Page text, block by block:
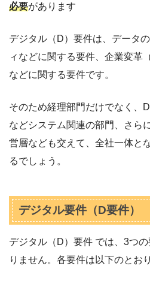
必要があります
デジタル（D）要件は、データ
ィなどに関する要件、企業変革
などに関する要件です。
そのため経理部門だけでなく、
などシステム関連の部門、さら
営層なども交えて、全社一体と
るでしょう。
デジタル要件（D要件）
デジタル（D）要件 では、3つ
りません。各要件は以下のとお